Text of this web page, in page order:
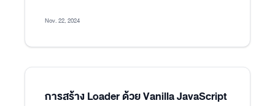
Nov. 22, 2024
การสร้าง Loader ด้วย Vanilla JavaScript